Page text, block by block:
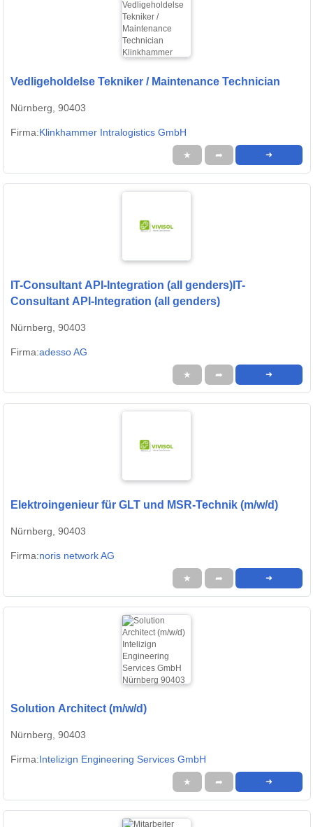
Vedligeholdelse Tekniker / Maintenance Technician
Nürnberg, 90403
Firma:Klinkhammer Intralogistics GmbH
★ ➦ ➜
IT-Consultant API-Integration (all genders)IT-
Consultant API-Integration (all genders)
Nürnberg, 90403
Firma:adesso AG
★ ➦ ➜
Elektroingenieur für GLT und MSR-Technik (m/w/d)
Nürnberg, 90403
Firma:noris network AG
★ ➦ ➜
Solution Architect (m/w/d)
Nürnberg, 90403
Firma:Intelizign Engineering Services GmbH
★ ➦ ➜